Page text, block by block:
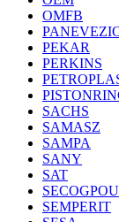
OMFB
PEKAR
PERKINS
SACHS
SAMASZ
SAMPA
SANY
SAT
SEMPERIT